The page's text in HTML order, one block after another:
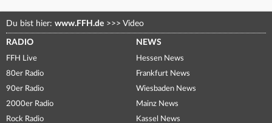
Du bist hier: www.FFH.de >>> Video
RADIO
FFH Live
80er Radio
90er Radio
2000er Radio
Rock Radio
NEWS
Hessen News
Frankfurt News
Wiesbaden News
Mainz News
Kassel News